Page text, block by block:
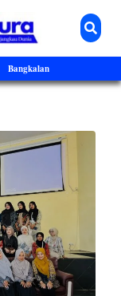
Bangkalan